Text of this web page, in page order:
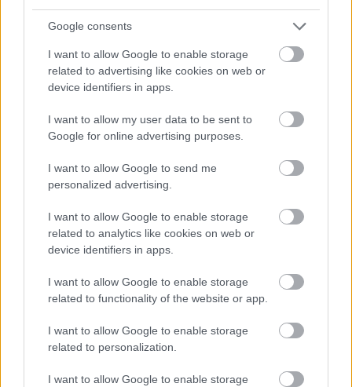
Google consents
I want to allow Google to enable storage
related to advertising like cookies on web or
device identifiers in apps.
I want to allow my user data to be sent to
Google for online advertising purposes.
I want to allow Google to send me
personalized advertising.
I want to allow Google to enable storage
related to analytics like cookies on web or
device identifiers in apps.
I want to allow Google to enable storage
related to functionality of the website or app.
I want to allow Google to enable storage
related to personalization.
I want to allow Google to enable storage
2 napja
Montoya szerint Antonelli kedvessége sem segít
Russellen